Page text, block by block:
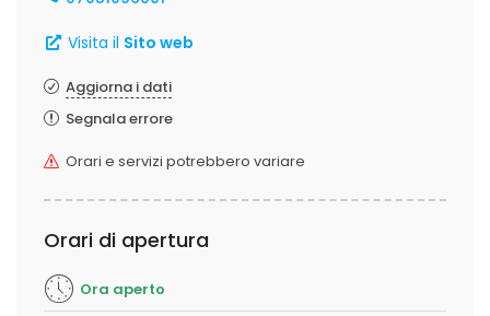
Visita il Sito web
Aggiorna i dati
Segnala errore
Orari e servizi potrebbero variare
Orari di apertura
Ora aperto